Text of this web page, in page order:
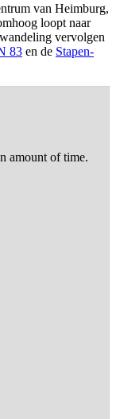
van Heim­burg,
loopt naar
ver­vol­gen
83 en de Sta­pen­